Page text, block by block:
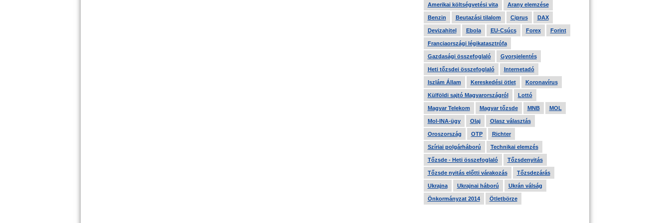
Amerikai költségvetési vita Arany elemzése
Benzin Beutazási tilalom Ciprus DAX
Devizahitel Ebola EU-Csúcs Forex Forint
Franciaországi légikatasztrófa
Gazdasági összefoglaló Gyorsjelentés
Heti tőzsdei összefoglaló Internetadó
Iszlám Állam Kereskedési ötlet Koronavírus
Külföldi sajtó Magyarországról Lottó
Magyar Telekom Magyar tőzsde MNB MOL
Mol-INA-ügy Olaj Olasz választás
Oroszország OTP Richter
Szíriai polgárháború Technikai elemzés
Tőzsde - Heti összefoglaló Tőzsdenyitás
Tőzsde nyitás előtti várakozás Tőzsdezárás
Ukrajna Ukrajnai háború Ukrán válság
Önkormányzat 2014 Ötletbörze